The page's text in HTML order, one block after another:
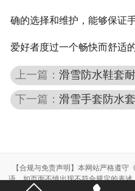
确的选择和维护，能够保证
爱好者度过一个畅快而舒适的
上一篇：滑雪防水鞋套
下一篇：滑雪手套防水
【合规与免责声明】本网站严格遵守
语。如页面不慎出现不符合规定的表